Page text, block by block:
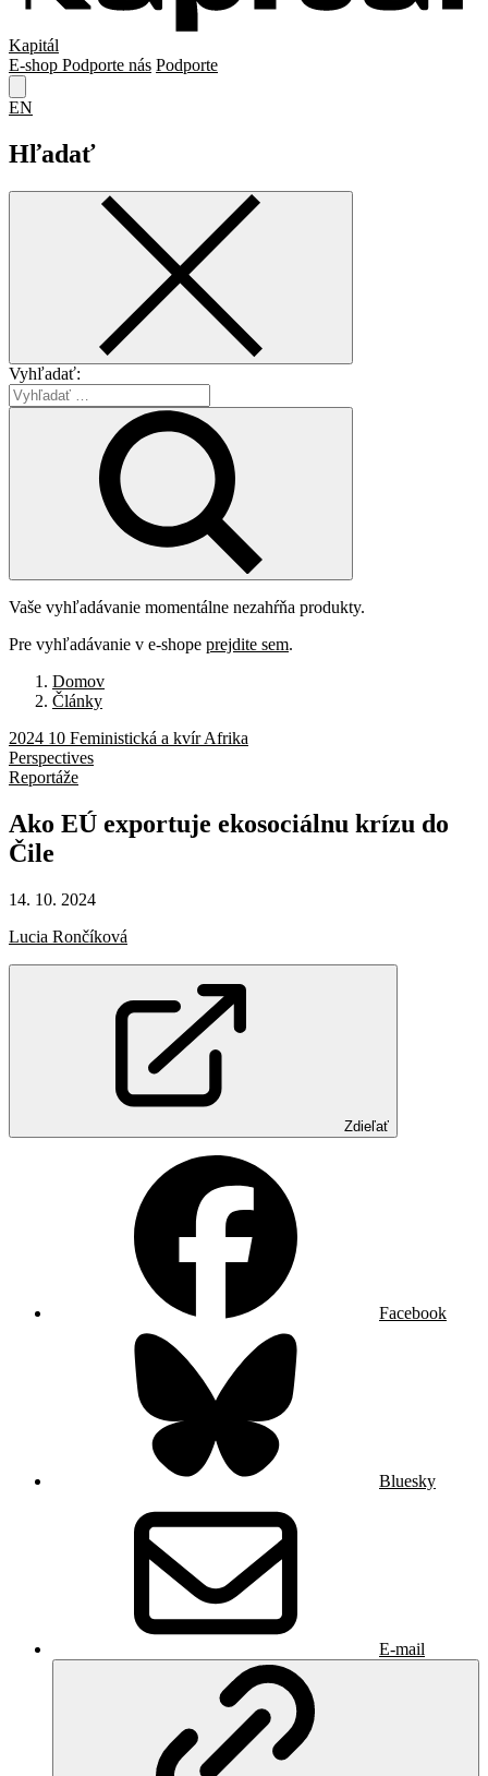
Kapitál
E-shop Podporte nás Podporte
EN
Hľadať
Vyhľadať:
Vaše vyhľadávanie momentálne nezahŕňa produkty.
Pre vyhľadávanie v e-shope prejdite sem.
Domov
Články
2024 10 Feministická a kvír Afrika
Perspectives
Reportáže
Ako EÚ exportuje ekosociálnu krízu do
Čile
14. 10. 2024
Lucia Rončíková
Zdieľať
Facebook
Bluesky
E-mail